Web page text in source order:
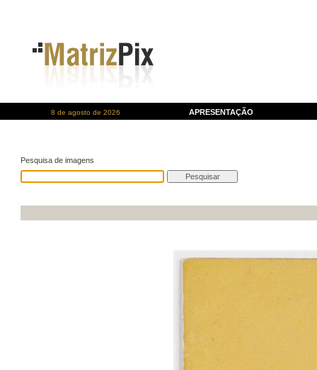
8 de agosto de 2026 APRESENTAÇÃO
Pesquisa de imagens